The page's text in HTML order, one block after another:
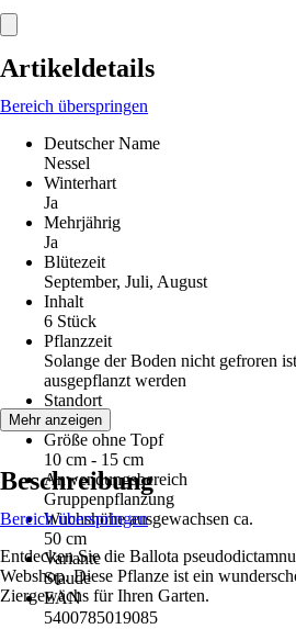
Artikeldetails
Bereich überspringen
Deutscher Name
Nessel
Winterhart
Ja
Mehrjährig
Ja
Blütezeit
September, Juli, August
Inhalt
6 Stück
Pflanzzeit
Solange der Boden nicht gefroren
ausgepflanzt werden
Standort
Sonne
Größe ohne Topf
10 cm - 15 cm
Anwendungsbereich
Gruppenpflanzung
Wuchshöhe ausgewachsen ca.
50 cm
Variante
Staude
EAN
5400785019085
Mehr anzeigen
Beschreibung
Bereich überspringen
Entdecken Sie die Ballota
Webshop. Diese Pflanze ist ein
Ziergewächs für Ihren Garten.